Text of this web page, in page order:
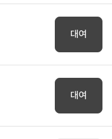
대여
대여